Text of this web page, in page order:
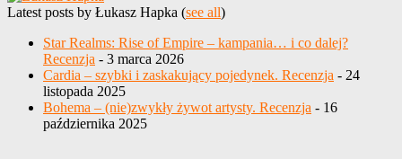
Latest posts by Łukasz Hapka (see all)
Star Realms: Rise of Empire – kampania… i co dalej?
Recenzja - 3 marca 2026
Cardia – szybki i zaskakujący pojedynek. Recenzja - 24
listopada 2025
Bohema – (nie)zwykły żywot artysty. Recenzja - 16
października 2025